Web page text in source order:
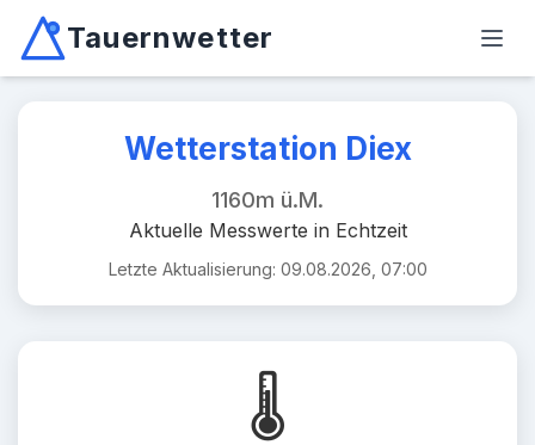
Tauernwetter
Unabhängiger Wetterdienst für Kärnten, Osttirol &
Wetterstation Diex
1160m ü.M.
Aktuelle Messwerte in Echtzeit
Letzte Aktualisierung: 09.08.2026, 07:00
🌡️